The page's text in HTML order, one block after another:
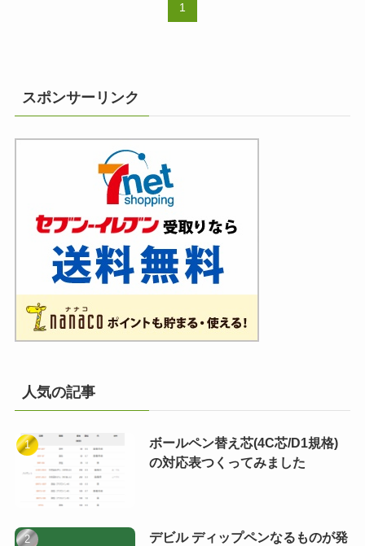
1
スポンサーリンク
人気の記事
ボールペン替え芯(4C芯/D1規格)
の対応表つくってみました
デビル ディップペンなるものが発